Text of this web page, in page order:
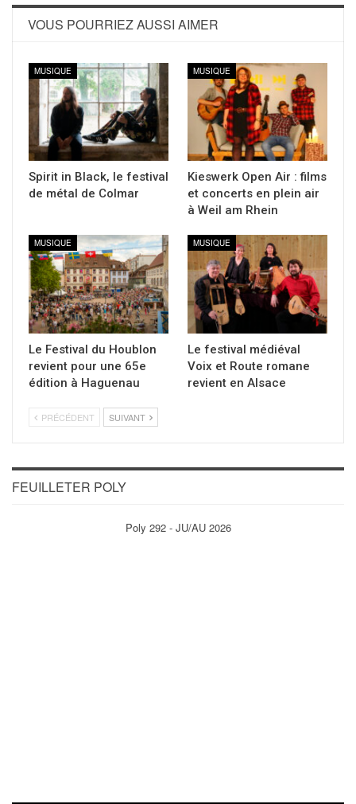
VOUS POURRIEZ AUSSI AIMER
MUSIQUE
Spirit in Black, le festival
de métal de Colmar
MUSIQUE
Kieswerk Open Air : films
et concerts en plein air
à Weil am Rhein
MUSIQUE
Le Festival du Houblon
revient pour une 65e
édition à Haguenau
MUSIQUE
Le festival médiéval
Voix et Route romane
revient en Alsace
PRÉCÉDENT SUIVANT
FEUILLETER POLY
Poly 292 - JU/AU 2026